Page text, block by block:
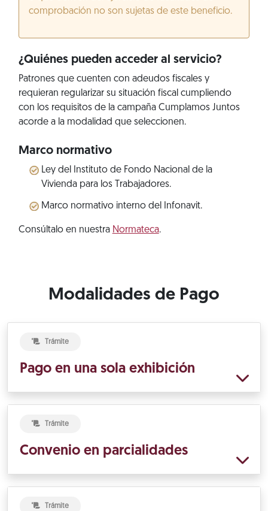
comprobación no son sujetas de este beneficio.
¿Quiénes pueden acceder al servicio?
Patrones que cuenten con adeudos fiscales y
requieran regularizar su situación fiscal cumpliendo
con los requisitos de la campaña Cumplamos Juntos
acorde a la modalidad que seleccionen.
Marco normativo
Ley del Instituto de Fondo Nacional de la
Vivienda para los Trabajadores.
Marco normativo interno del Infonavit.
Consúltalo en nuestra Normateca.
Modalidades de Pago
Trámite
Pago en una sola exhibición
Trámite
Convenio en parcialidades
Trámite